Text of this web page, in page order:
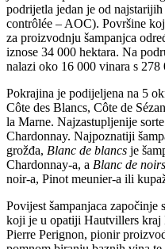
podrijetla jedan je od
contrôlée – AOC). Površine
za proizvodnju šampanjca
iznose 34 000 hektara. Na
nalazi oko 16 000 vinara s 278
Pokrajina je podijeljena na 5
Côte des Blancs, Côte de
la Marne. Najzastupljenije
Chardonnay. Najpoznatiji
grožđa, Blanc de blancs je
Chardonnay-a, a Blanc de noirs
noir-a, Pinot meunier-a ili
Povijest šampanjaca započinje
koji je u opatiji Hautvillers kraj
Pierre Perignon, pionir